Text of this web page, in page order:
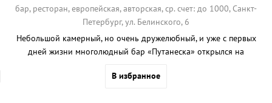
бар, ресторан,европейская,авторская, ср. счет: до 1000, Санкт-
Петербург, ул. Белинского, 6
Небольшой камерный, но очень дружелюбный, и уже с первых
дней жизни многолюдный бар «Путанеска» открылся на
«Пробкой».
В избранное